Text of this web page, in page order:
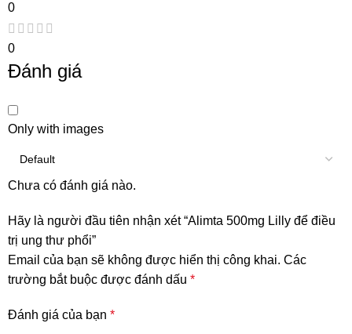
0
0
Đánh giá
Only with images
Chưa có đánh giá nào.
Hãy là người đầu tiên nhận xét “Alimta 500mg Lilly để điều
trị ung thư phổi”
Email của bạn sẽ không được hiển thị công khai. Các
trường bắt buộc được đánh dấu*
Đánh giá của bạn*